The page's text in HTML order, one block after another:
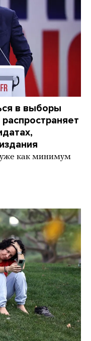
в выборы
как минимум